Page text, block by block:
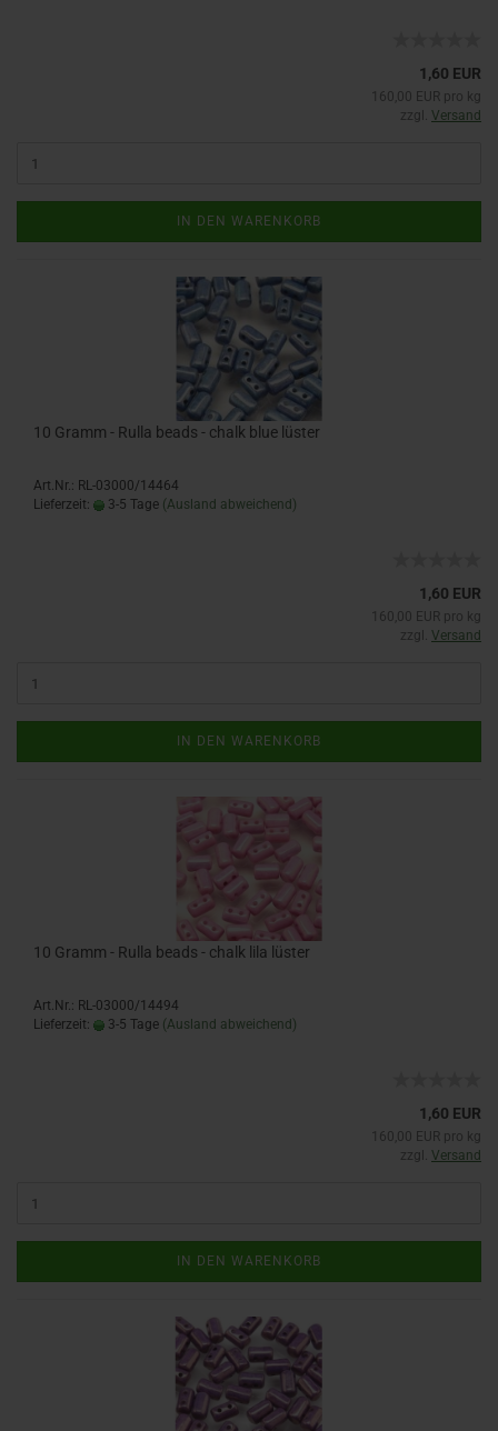
1,60 EUR
160,00 EUR pro kg
zzgl. Versand
IN DEN WARENKORB
10 Gramm - Rulla beads - chalk blue lüster
Art.Nr.: RL-03000/14464
Lieferzeit:
3-5 Tage (Ausland abweichend)
1,60 EUR
160,00 EUR pro kg
zzgl. Versand
IN DEN WARENKORB
10 Gramm - Rulla beads - chalk lila lüster
Art.Nr.: RL-03000/14494
Lieferzeit:
3-5 Tage (Ausland abweichend)
1,60 EUR
160,00 EUR pro kg
zzgl. Versand
IN DEN WARENKORB